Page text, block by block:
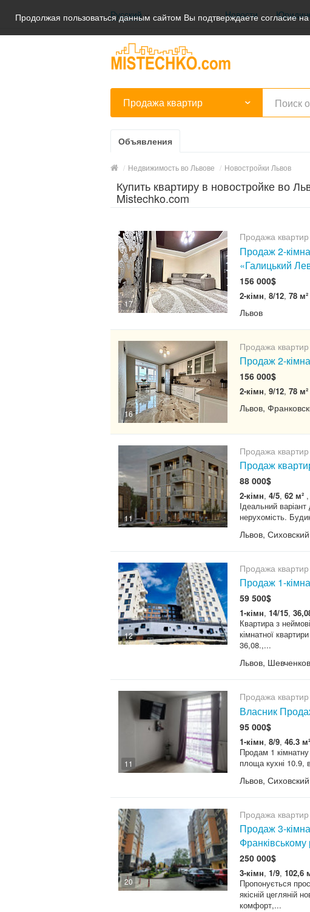
Продолжая пользоваться данным сайтом Вы подтверждаете согласие
Русский
Українська
Русский
Новости
Продажа квартир
Объявления
/ Недвижимость во Львове / Новостройки Львов
Купить квартиру в новостройке во
Mistechko.com
17
Продажа квартир
Продаж 2-
«Галицький
156 000$
2-кімн, 8/12, 78 м²
Львов
16
Продажа квартир
Продаж 2-
156 000$
2-кімн, 9/12, 78 м²
Львов,
11
Продажа квартир
Продаж
88 000$
2-кімн, 4/5, 62 м² ,
Ідеальний
нерухомість.
Львов, Сиховский
12
Продажа квартир
Продаж 1-
59 500$
1-кімн, 14/15,
Квартира з
кімнатної
36,08.,...
Львов,
11
Продажа квартир
Власник
95 000$
1-кімн, 8/9, 46.3 м²
Продам 1
площа кухні 10.9,
Львов, Сиховский
20
Продажа квартир
Продаж 3-
250 000$
3-кімн, 1/9, 102,6
Пропонується
якісній цегляній
комфорт,...